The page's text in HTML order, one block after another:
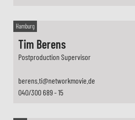
Hamburg
Tim Berens
Postproduction Supervisor
berens.ti@networkmovie.de
040/300 689 - 15